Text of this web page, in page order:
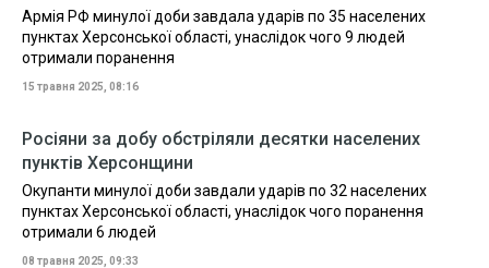
Армія РФ минулої доби завдала ударів по 35 населених
пунктах Херсонської області, унаслідок чого 9 людей
отримали поранення
15 травня 2025, 08:16
Росіяни за добу обстріляли десятки населених
пунктів Херсонщини
Окупанти минулої доби завдали ударів по 32 населених
пунктах Херсонської області, унаслідок чого поранення
отримали 6 людей
08 травня 2025, 09:33